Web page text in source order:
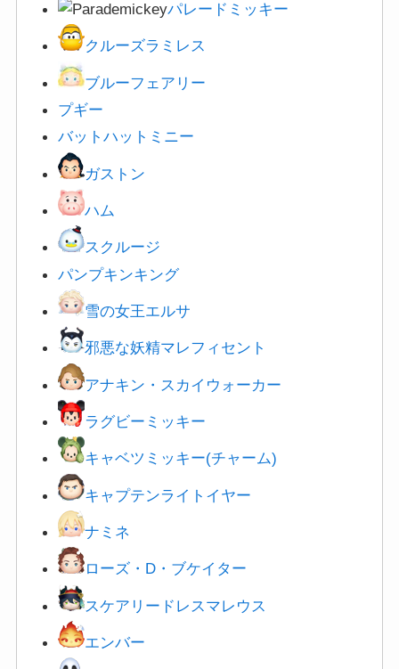
パレードミッキー
クルーズラミレス
ブルーフェアリー
プギー
バットハットミニー
ガストン
ハム
スクルージ
パンプキンキング
雪の女王エルサ
邪悪な妖精マレフィセント
アナキン・スカイウォーカー
ラグビーミッキー
キャベツミッキー(チャーム)
キャプテンライトイヤー
ナミネ
ローズ・D・ブケイター
スケアリードレスマレウス
エンバー